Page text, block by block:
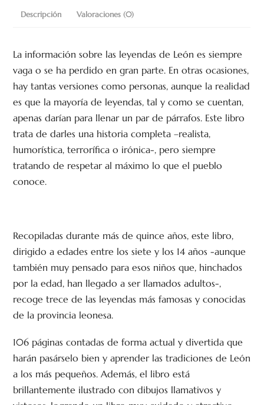
Descripción Valoraciones (0)
La información sobre las leyendas de León es siempre
vaga o se ha perdido en gran parte. En otras ocasiones,
hay tantas versiones como personas, aunque la realidad
es que la mayoría de leyendas, tal y como se cuentan,
apenas darían para llenar un par de párrafos. Este libro
trata de darles una historia completa –realista,
humorística, terrorífica o irónica-, pero siempre
tratando de respetar al máximo lo que el pueblo
conoce.
Recopiladas durante más de quince años, este libro,
dirigido a edades entre los siete y los 14 años -aunque
también muy pensado para esos niños que, hinchados
por la edad, han llegado a ser llamados adultos-,
recoge trece de las leyendas más famosas y conocidas
de la provincia leonesa.
106 páginas contadas de forma actual y divertida que
harán pasárselo bien y aprender las tradiciones de León
a los más pequeños. Además, el libro está
brillantemente ilustrado con dibujos llamativos y